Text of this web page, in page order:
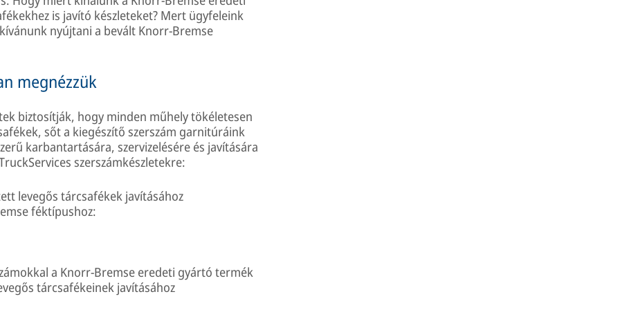
is javító készleteket? Mert ügyfeleink
nyújtani a bevált Knorr-Bremse
megnézzük
biztosítják, hogy minden műhely tökéletesen
sőt a kiegészítő szerszám garnitúráink
karbantartására, szervizelésére és javítására
szerszámkészletekre:
levegős tárcsafékek javításához
féktípushoz:
a Knorr-Bremse eredeti gyártó termék
tárcsafékeinek javításához